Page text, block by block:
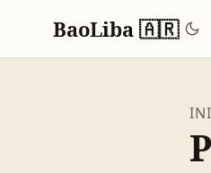
BaoLiba 🇦🇷